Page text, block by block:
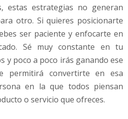
estas estrategias no generan
otro. Si quieres posicionarte
ser paciente y enfocarte en
Sé muy constante en tu
y poco a poco irás ganando ese
permitirá convertirte en esa
en la que todos piensan
o servicio que ofreces.